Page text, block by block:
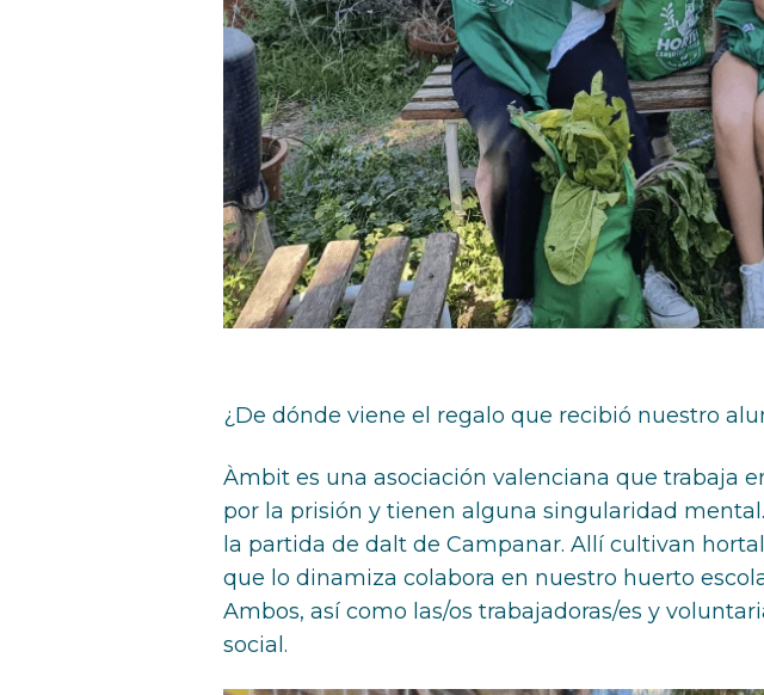
¿De dónde viene el regalo que recibió nuestro
Àmbit es una asociación valenciana que trabaja
por la prisión y tienen alguna singularidad
la partida de dalt de Campanar. Allí cultivan
que lo dinamiza colabora en nuestro huerto
Ambos, así como las/os trabajadoras/es y
social.